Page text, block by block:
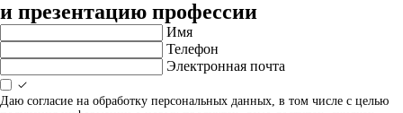
и презентацию профессии
Имя
Телефон
Электронная почта
Даю согласие на обработку персональных данных, в том числе с целью